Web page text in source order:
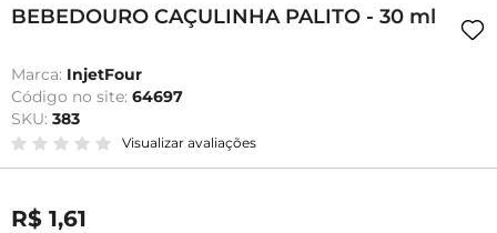
BEBEDOURO CAÇULINHA PALITO - 30 ml
Marca: InjetFour
Código no site: 64697
SKU: 383
Visualizar avaliações
R$ 1,61